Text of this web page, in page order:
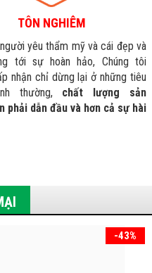
TÔN NGHIÊM
yêu thẩm mỹ và cái đẹp và
tới sự hoàn hảo, Chúng tôi
nhận chỉ dừng lại ở những tiêu
thường, chất lượng sản
phải dẫn đầu và hơn cả sự hài